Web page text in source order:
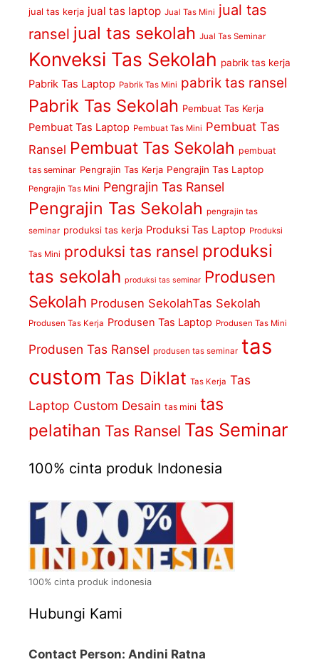
jual tas kerja jual tas laptop Jual Tas Mini jual tas
ransel jual tas sekolah Jual Tas Seminar
Konveksi Tas Sekolah pabrik tas kerja
Pabrik Tas Laptop Pabrik Tas Mini pabrik tas ransel
Pabrik Tas Sekolah Pembuat Tas Kerja
Pembuat Tas Laptop Pembuat Tas Mini Pembuat Tas
Ransel Pembuat Tas Sekolah pembuat
tas seminar Pengrajin Tas Kerja Pengrajin Tas Laptop
Pengrajin Tas Mini Pengrajin Tas Ransel
Pengrajin Tas Sekolah pengrajin tas
seminar produksi tas kerja Produksi Tas Laptop Produksi
Tas Mini produksi tas ransel produksi
tas sekolah produksi tas seminar Produsen
Sekolah Produsen SekolahTas Sekolah
Produsen Tas Kerja Produsen Tas Laptop Produsen Tas Mini
Produsen Tas Ransel produsen tas seminar tas
custom Tas Diklat Tas Kerja Tas
Laptop Custom Desain tas mini tas
pelatihan Tas Ransel Tas Seminar
100% cinta produk Indonesia
100% cinta produk indonesia
Hubungi Kami
Contact Person: Andini Ratna